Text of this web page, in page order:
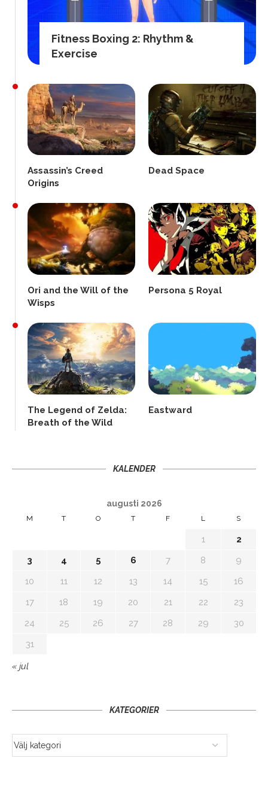
Fitness Boxing 2: Rhythm &
Exercise
Assassin’s Creed
Origins
Dead Space
Ori and the Will of the
Wisps
Persona 5 Royal
The Legend of Zelda:
Breath of the Wild
Eastward
KALENDER
augusti 2026
M T O T F L S
1
2
3
4 5 6 7 8
9
10
11 12 13 14 15
16
17
18 19 20 21 22
23
24
25 26 27 28 29
30
31
« jul
KATEGORIER